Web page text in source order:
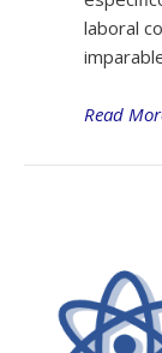
laboral
Read